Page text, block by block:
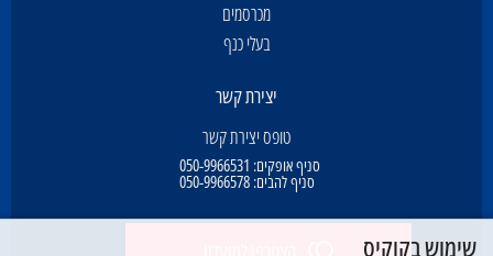
מכרסמים
בעלי כנף
יצירת קשר
טופס יצירת קשר
סניף אופקים: 050-9966531
סניף להבים:050-9966578
שימוש בקוקיס